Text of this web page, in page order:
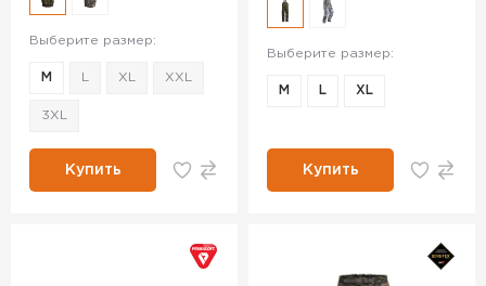
Выберите размер:
M XL XXL
3XL
Купить
Выберите размер:
M L XL
Купить